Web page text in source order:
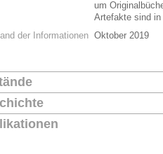
um
Artefakte sind
der Informationen Oktober 2019